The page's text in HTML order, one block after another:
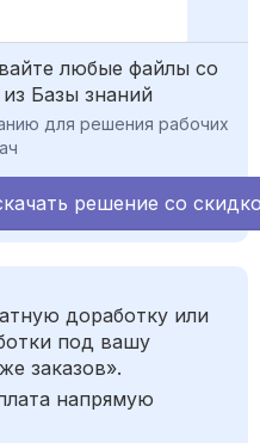
любые файлы со
из Базы знаний
для решения рабочих
решение со
доработку или
под вашу
заказов».
напрямую